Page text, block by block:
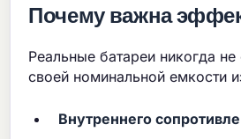
Почему важна
Реальные батареи никогда
своей номинальной емкости
Внутреннего